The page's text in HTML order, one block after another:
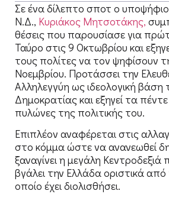
Σε ένα δίλεπτο σποτ ο
Ν.Δ., Κυριάκος Μητσοτάκης,
θέσεις που παρουσίασε για
Ταύρο στις 9 Οκτωβρίου και
τους πολίτες να τον ψηφίσουν
Νοεμβρίου. Προτάσσει την
Αλληλεγγύη ως ιδεολογική βάση
Δημοκρατίας και εξηγεί τα πέντε
πυλώνες της πολιτικής του.
Επιπλέον αναφέρεται στις
στο κόμμα ώστε να ανανεωθεί
ξαναγίνει η μεγάλη
βγάλει την Ελλάδα οριστικά
οποίο έχει διολισθήσει.